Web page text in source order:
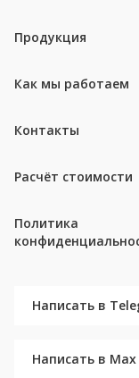
Продукция
Как мы работаем
Контакты
Расчёт стоимости
Политика
Написать в
Написать в Max